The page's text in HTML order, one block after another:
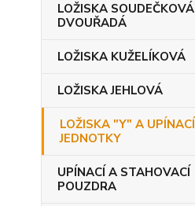
LOŽISKA SOUDEČKOVÁ
DVOUŘADÁ
LOŽISKA KUŽELÍKOVÁ
LOŽISKA JEHLOVÁ
LOŽISKA "Y" A UPÍNACÍ
JEDNOTKY
UPÍNACÍ A STAHOVACÍ
POUZDRA